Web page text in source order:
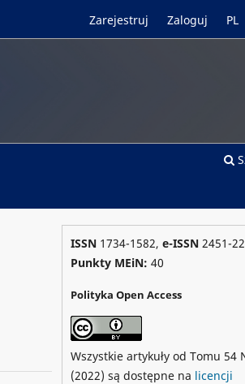
Zarejestruj Zaloguj PL
ISSN 1734-1582, e-ISSN 2451-
Punkty MEiN: 40
Polityka Open Access
Wszystkie artykuły od Tomu 54
(2022) są dostępne na licencji